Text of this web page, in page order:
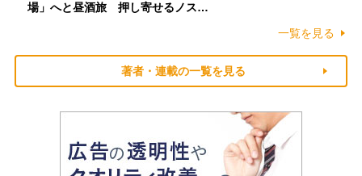
場」へと昼酒旅 押し寄せるノス…
一覧を見る
著者・連載の一覧を見る